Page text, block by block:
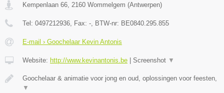
Kempenlaan 66 2160 Wommelgem (Antwerpen)
Tel: 0497212936 , Fax: - , BTW-nr: BE0840.295.855
E-mail › Goochelaar Kevin Antonis
Website: http://www.kevinantonis.be Screenshot ▼
Goochelaar & animatie voor jong en oud, oplossingen voor feesten,
▼